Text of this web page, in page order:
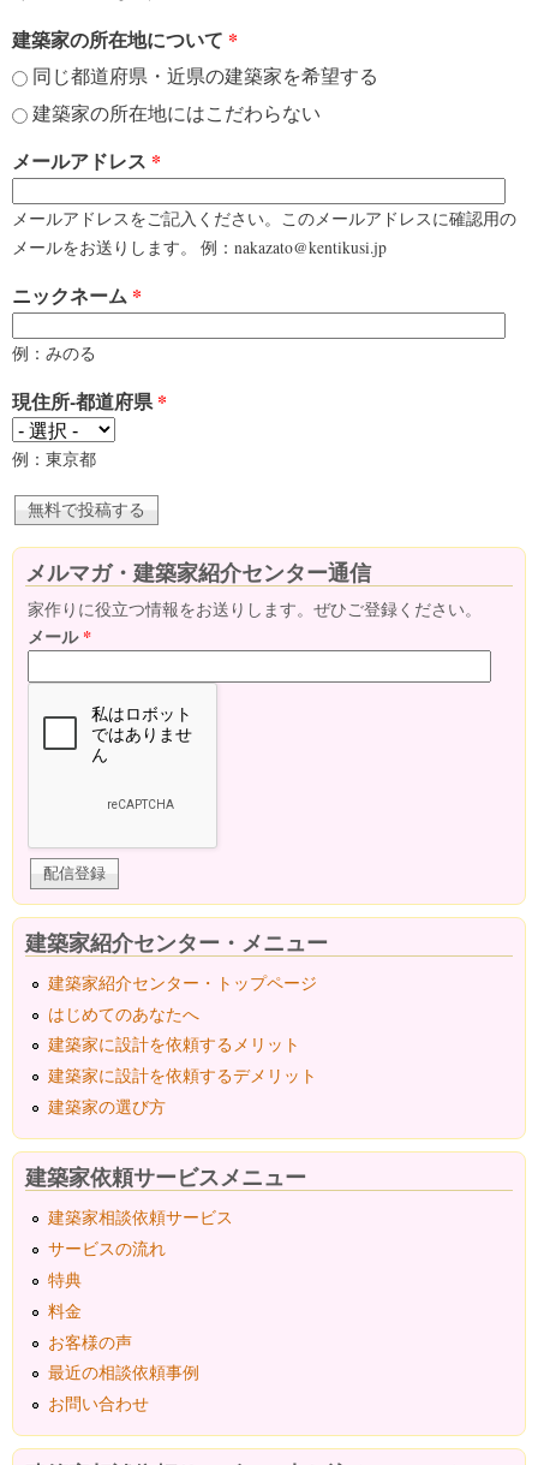
建築家の所在地について *
同じ都道府県・近県の建築家を希望する
建築家の所在地にはこだわらない
メールアドレス *
メールアドレスをご記入ください。このメールアドレスに確認用の
メールをお送りします。 例：nakazato@kentikusi.jp
ニックネーム *
例：みのる
現住所-都道府県*
例：東京都
メルマガ・建築家紹介センター通信
家作りに役立つ情報をお送りします。ぜひご登録ください。
メール*
建築家紹介センター・メニュー
建築家紹介センター・トップページ
はじめてのあなたへ
建築家に設計を依頼するメリット
建築家に設計を依頼するデメリット
建築家の選び方
建築家依頼サービスメニュー
建築家相談依頼サービス
サービスの流れ
特典
料金
お客様の声
最近の相談依頼事例
お問い合わせ